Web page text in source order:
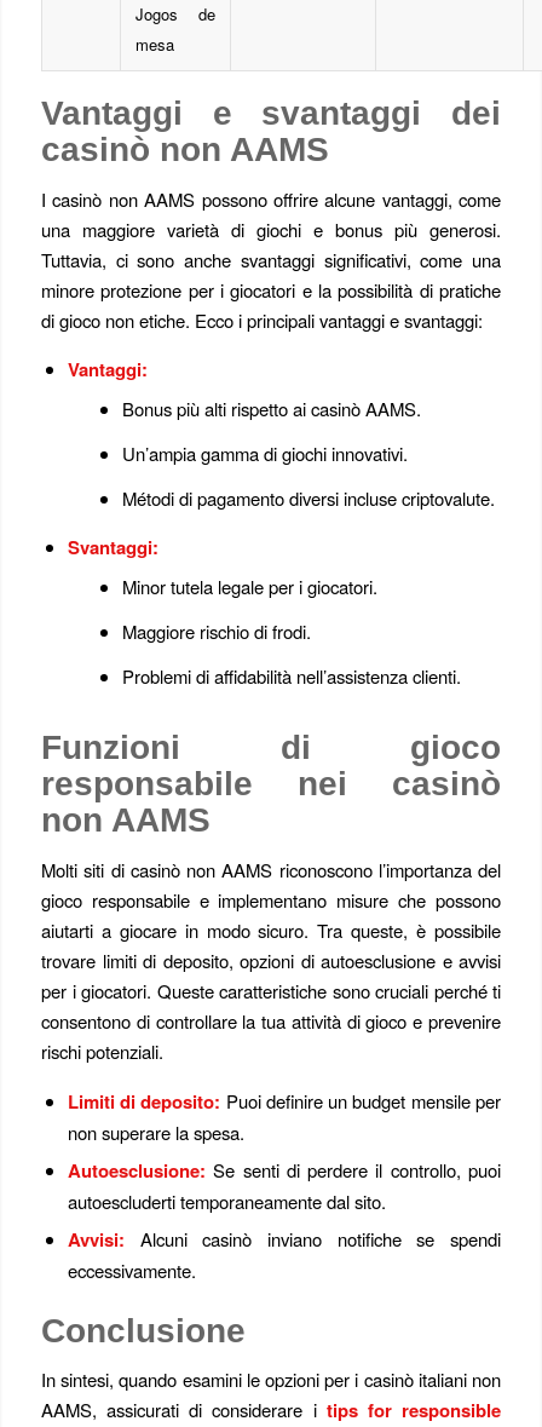
Jogos de
mesa
Vantaggi e svantaggi dei
casinò non AAMS
I casinò non AAMS possono offrire alcune vantaggi, come
una maggiore varietà di giochi e bonus più generosi.
Tuttavia, ci sono anche svantaggi significativi, come una
minore protezione per i giocatori e la possibilità di pratiche
di gioco non etiche. Ecco i principali vantaggi e svantaggi:
Vantaggi:
Bonus più alti rispetto ai casinò AAMS.
Un’ampia gamma di giochi innovativi.
Métodi di pagamento diversi incluse criptovalute.
Svantaggi:
Minor tutela legale per i giocatori.
Maggiore rischio di frodi.
Problemi di affidabilità nell’assistenza clienti.
Funzioni di gioco
responsabile nei casinò
non AAMS
Molti siti di casinò non AAMS riconoscono l’importanza del
gioco responsabile e implementano misure che possono
aiutarti a giocare in modo sicuro. Tra queste, è possibile
trovare limiti di deposito, opzioni di autoesclusione e avvisi
per i giocatori. Queste caratteristiche sono cruciali perché ti
consentono di controllare la tua attività di gioco e prevenire
rischi potenziali.
Limiti di deposito: Puoi definire un budget mensile per
non superare la spesa.
Autoesclusione: Se senti di perdere il controllo, puoi
autoescluderti temporaneamente dal sito.
Avvisi: Alcuni casinò inviano notifiche se spendi
eccessivamente.
Conclusione
In sintesi, quando esamini le opzioni per i casinò italiani non
AAMS, assicurati di considerare i tips for responsible